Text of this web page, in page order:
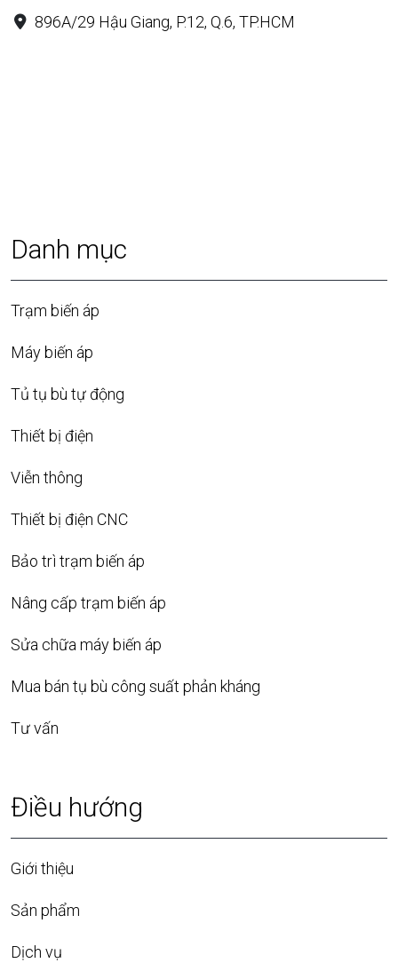
896A/29 Hậu Giang, P.12, Q.6, TP.HCM
Danh mục
Trạm biến áp
Máy biến áp
Tủ tụ bù tự động
Thiết bị điện
Viễn thông
Thiết bị điện CNC
Bảo trì trạm biến áp
Nâng cấp trạm biến áp
Sửa chữa máy biến áp
Mua bán tụ bù công suất phản kháng
Tư vấn
Điều hướng
Giới thiệu
Sản phẩm
Dịch vụ